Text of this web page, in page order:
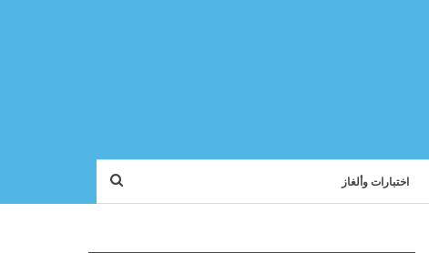
اختبارات وألغاز